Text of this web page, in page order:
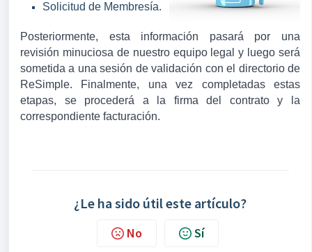
Solicitud de Membresía.
Posteriormente, esta información pasará por una
revisión minuciosa de nuestro equipo legal y luego será
sometida a una sesión de validación con el directorio de
ReSimple. Finalmente, una vez completadas estas
etapas, se procederá a la firma del contrato y la
correspondiente facturación.
¿Le ha sido útil este artículo?
No Sí